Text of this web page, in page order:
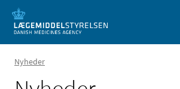
Nyheder